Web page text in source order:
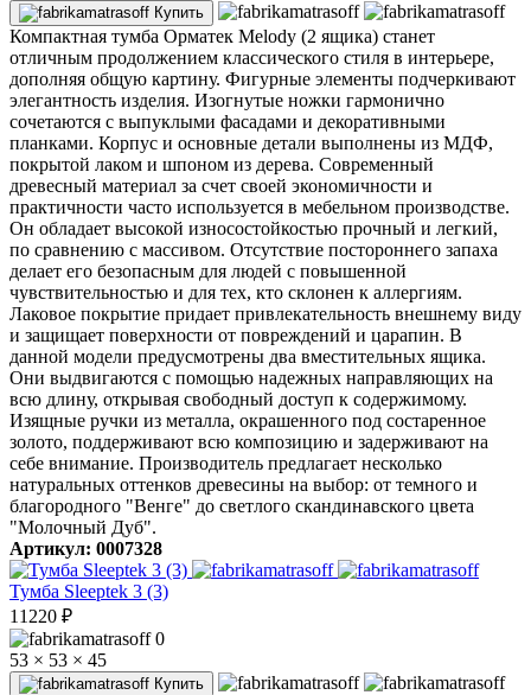
Купить
Компактная тумба Орматек Melody (2 ящика) станет
отличным продолжением классического стиля в интерьере,
дополняя общую картину. Фигурные элементы подчеркивают
элегантность изделия. Изогнутые ножки гармонично
сочетаются с выпуклыми фасадами и декоративными
планками. Корпус и основные детали выполнены из МДФ,
покрытой лаком и шпоном из дерева. Современный
древесный материал за счет своей экономичности и
практичности часто используется в мебельном производстве.
Он обладает высокой износостойкостью прочный и легкий,
по сравнению с массивом. Отсутствие постороннего запаха
делает его безопасным для людей с повышенной
чувствительностью и для тех, кто склонен к аллергиям.
Лаковое покрытие придает привлекательность внешнему виду
и защищает поверхности от повреждений и царапин. В
данной модели предусмотрены два вместительных ящика.
Они выдвигаются с помощью надежных направляющих на
всю длину, открывая свободный доступ к содержимому.
Изящные ручки из металла, окрашенного под состаренное
золото, поддерживают всю композицию и задерживают на
себе внимание. Производитель предлагает несколько
натуральных оттенков древесины на выбор: от темного и
благородного "Венге" до светлого скандинавского цвета
"Молочный Дуб".
Артикул: 0007328
Тумба Sleeptek 3 (3)
11220 ₽
0
53 × 53 × 45
Купить